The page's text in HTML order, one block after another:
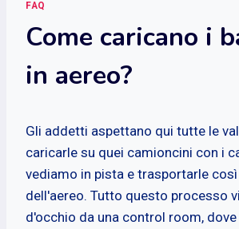
FAQ
Come caricano i
in aereo?
Gli addetti aspettano qui tutte le
caricarle su quei camioncini con i
vediamo in pista e trasportarle
dell'aereo. Tutto questo processo
d'occhio da una control room,